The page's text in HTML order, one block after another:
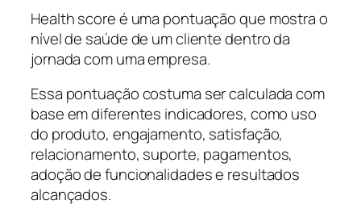
Health score é uma pontuação que mostra o
nível de saúde de um cliente dentro da
jornada com uma empresa.
Essa pontuação costuma ser calculada com
base em diferentes indicadores, como uso
do produto, engajamento, satisfação,
relacionamento, suporte, pagamentos,
adoção de funcionalidades e resultados
alcançados.